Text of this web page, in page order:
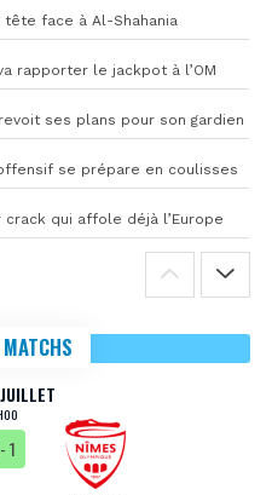
face à Al-Shahania
rapporter le jackpot à l’OM
revoit ses plans pour son gardien
se prépare en coulisses
qui affole déjà l’Europe
- 1